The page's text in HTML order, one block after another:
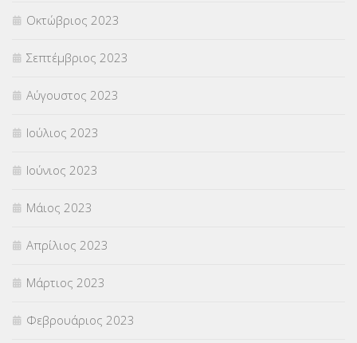
Οκτώβριος 2023
Σεπτέμβριος 2023
Αύγουστος 2023
Ιούλιος 2023
Ιούνιος 2023
Μάιος 2023
Απρίλιος 2023
Μάρτιος 2023
Φεβρουάριος 2023